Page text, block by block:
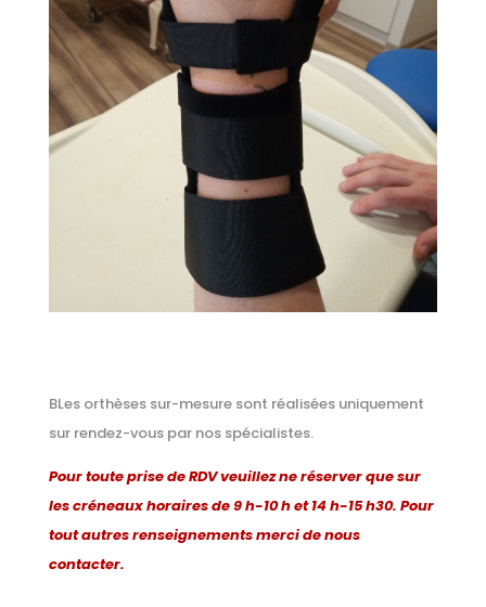
BLes orthèses sur-mesure sont réalisées uniquement
sur rendez-vous par nos spécialistes.
Pour toute prise de RDV veuillez ne réserver que sur
les créneaux horaires de 9 h-10 h et 14 h-15 h30. Pour
tout autres renseignements merci de nous
contacter.